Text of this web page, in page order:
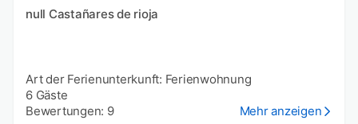
null Castañares de rioja
Art der Ferienunterkunft: Ferienwohnung
6 Gäste
Bewertungen: 9
Mehr anzeigen